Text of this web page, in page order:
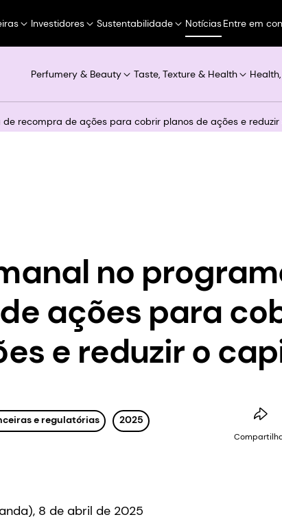
Investidores Sustentabilidade NotíciasEntre em
Perfumery & Beauty Taste, Texture & Health
recompra de ações para cobrir planos de ações e
no
ações para
e reduzir o
e regulatórias 2025
8 de abril de 2025